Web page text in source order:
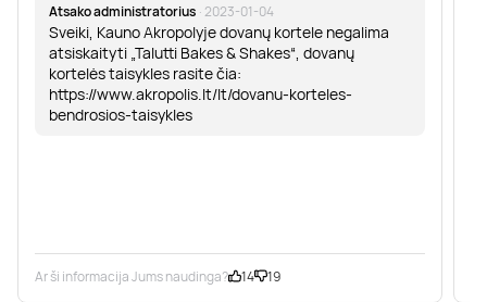
Atsako administratorius · 2023-01-04
Sveiki, Kauno Akropolyje dovanų kortele negalima
atsiskaityti „Talutti Bakes & Shakes“, dovanų
kortelės taisykles rasite čia:
https://www.akropolis.lt/lt/dovanu-korteles-
bendrosios-taisykles
Ar ši informacija Jums naudinga? 14 19